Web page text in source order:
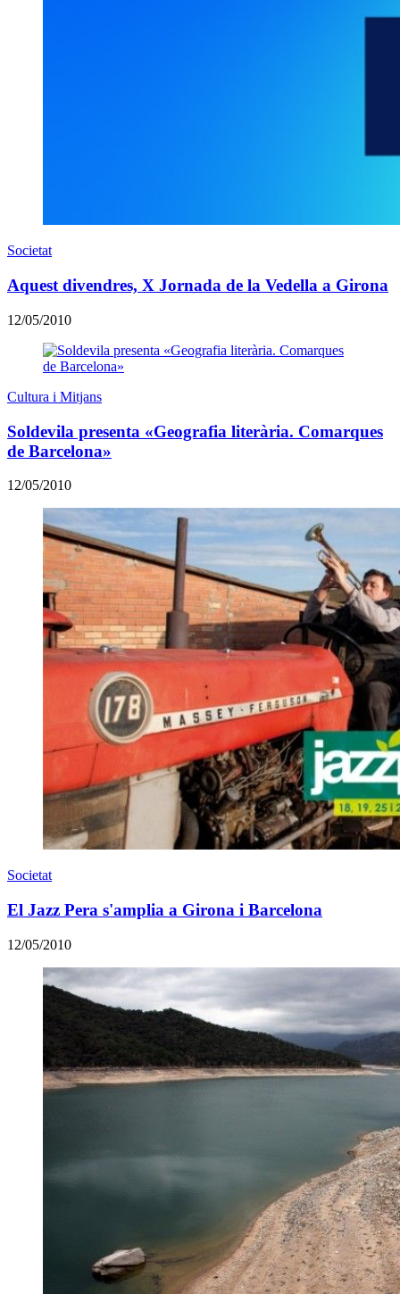
Societat
Aquest divendres, X Jornada de la Vedella a Girona
12/05/2010
Cultura i Mitjans
Soldevila presenta «Geografia literària. Comarques
de Barcelona»
12/05/2010
Societat
El Jazz Pera s'amplia a Girona i Barcelona
12/05/2010